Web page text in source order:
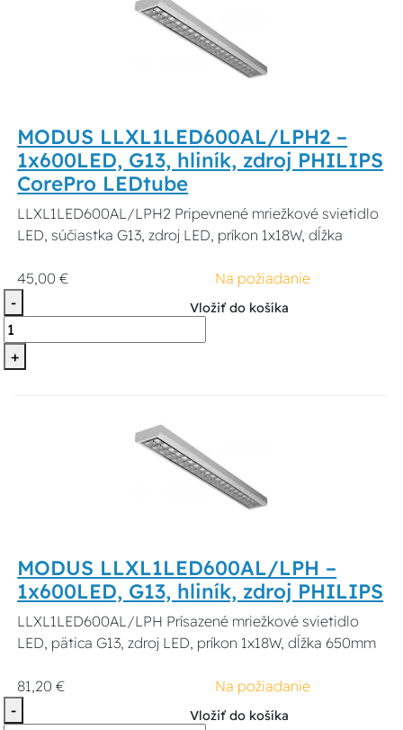
MODUS LLXL1LED600AL/LPH2 –
1x600LED, G13, hliník, zdroj PHILIPS
CorePro LEDtube
LLXL1LED600AL/LPH2 Pripevnené mriežkové svietidlo
LED, súčiastka G13, zdroj LED, príkon 1x18W, dĺžka
45,00 €
Na požiadanie
-
+
Vložiť do košíka
MODUS LLXL1LED600AL/LPH –
1x600LED, G13, hliník, zdroj PHILIPS
LLXL1LED600AL/LPH Prísazené mriežkové svietidlo
LED, pätica G13, zdroj LED, príkon 1x18W, dĺžka 650mm
81,20 €
Na požiadanie
-
Vložiť do košíka